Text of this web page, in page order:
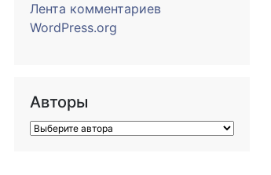
Лента комментариев
WordPress.org
Авторы